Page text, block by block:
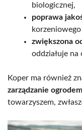
biologicznej,
poprawa
zwiększona
oddziałuje
Koper ma również
zarządzanie ogrodem
towarzyszem,